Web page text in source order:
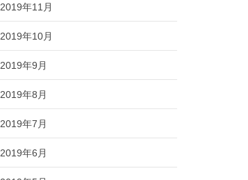
2019年11月
2019年10月
2019年9月
2019年8月
2019年7月
2019年6月